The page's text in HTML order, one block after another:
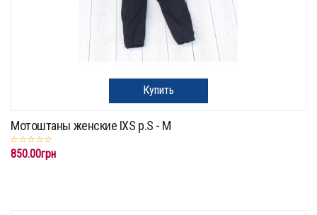
Купить
Мотоштаны женские IXS р.S - M
850.00грн